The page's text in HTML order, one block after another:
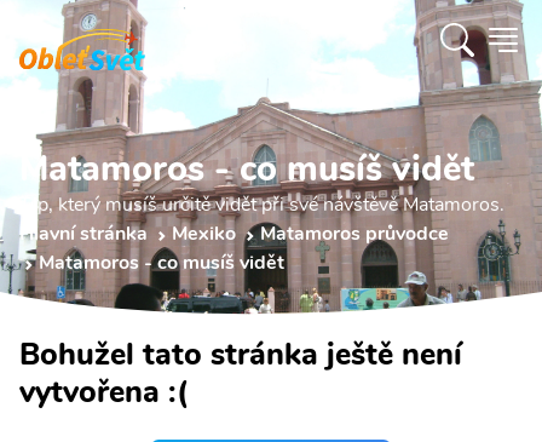
Matamoros - co musíš vidět
Tip, který musíš určitě vidět při své návštěvě Matamoros.
Hlavní stránka
Mexiko
Matamoros průvodce
Matamoros - co musíš vidět
Bohužel tato stránka ještě není
vytvořena :(